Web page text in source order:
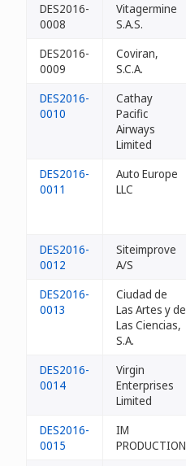
DES2016-
0008
Vitagermine
S.A.S.
DES2016-
0009
Coviran,
S.C.A.
DES2016-
0010
Cathay
Pacific
Airways
Limited
DES2016-
0011
Auto Europe
LLC
DES2016-
0012
Siteimprove
A/S
DES2016-
0013
Ciudad de
Las Artes y de
Las Ciencias,
S.A.
DES2016-
0014
Virgin
Enterprises
Limited
DES2016-
0015
IM
PRODUCTION